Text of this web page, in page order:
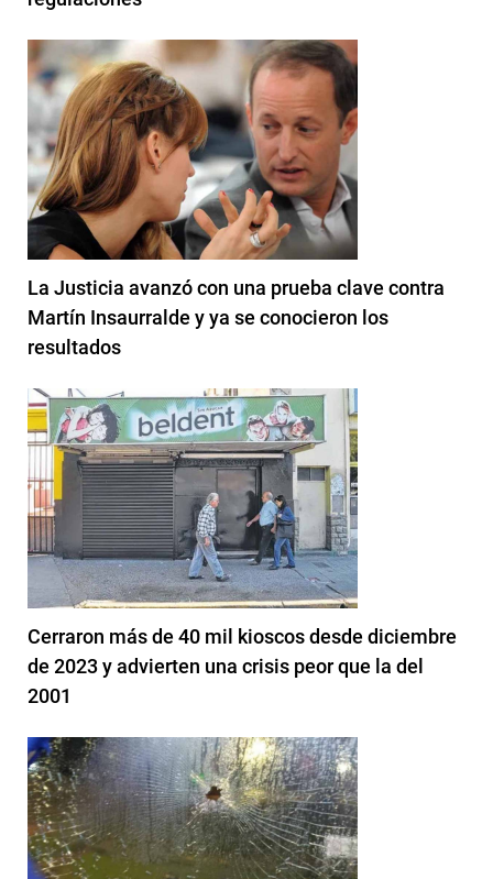
La Justicia avanzó con una prueba clave contra
Martín Insaurralde y ya se conocieron los
resultados
Cerraron más de 40 mil kioscos desde diciembre
de 2023 y advierten una crisis peor que la del
2001